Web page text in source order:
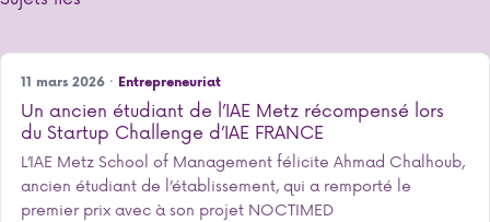
11 mars 2026 · Entrepreneuriat
Un ancien étudiant de l’IAE Metz récompensé lors
du Startup Challenge d’IAE FRANCE
L’IAE Metz School of Management félicite Ahmad Chalhoub,
ancien étudiant de l’établissement, qui a remporté le
premier prix avec à son projet NOCTIMED